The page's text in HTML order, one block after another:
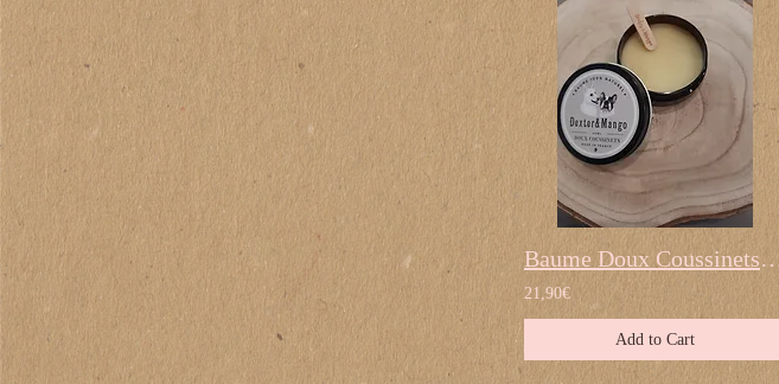
Baume Doux Coussinets by
21,90€
Add to Cart